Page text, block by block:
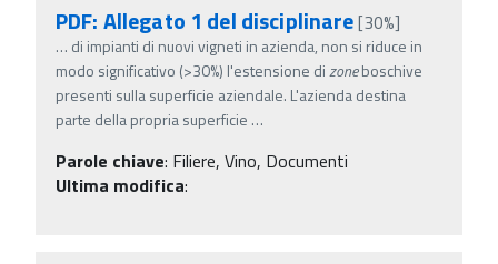
PDF: Allegato 1 del disciplinare[30%]
… di impianti di nuovi vigneti in azienda, non si riduce in
modo significativo (>30%) l'estensione dizoneboschive
presenti sulla superficie aziendale. L'azienda destina
parte della propria superficie …
Parole chiave: Filiere, Vino, Documenti
Ultima modifica: